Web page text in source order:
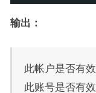
输出：
此帐户是否有
此账号是否有